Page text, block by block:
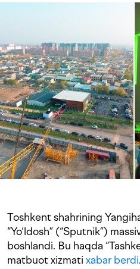
Toshkent shahrining
“Yo‘ldosh” (“Sputnik”)
boshlandi. Bu haqda
matbuot xizmati xabar berdi.